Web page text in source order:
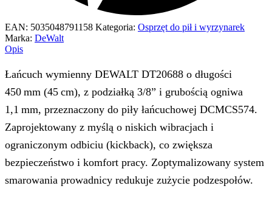
EAN: 5035048791158 Kategoria: Osprzęt do pił i wyrzynarek
Marka: DeWalt
Opis
Łańcuch wymienny DEWALT DT20688 o długości
450 mm (45 cm), z podziałką 3/8” i grubością ogniwa
1,1 mm, przeznaczony do piły łańcuchowej DCMCS574.
Zaprojektowany z myślą o niskich wibracjach i
ograniczonym odbiciu (kickback), co zwiększa
bezpieczeństwo i komfort pracy. Zoptymalizowany system
smarowania prowadnicy redukuje zużycie podzespołów.